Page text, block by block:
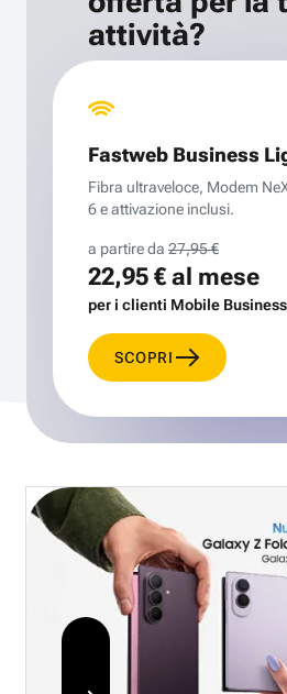
attività?
Fastweb Business
Fibra ultraveloce, Modem
6 e attivazione inclusi.
a partire da 27,95 €
22,95 €al mese
per i clienti Mobile Business
SCOPRI